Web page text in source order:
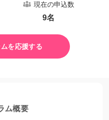
現在の申込数
9名
を応援する
ム概要